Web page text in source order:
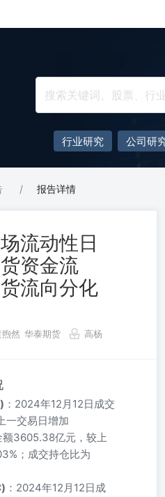
行业研究 公司研
/ 报告详情
流动性日
资金流
流向分化
然 华泰期货 高杨
：2024年12月12日成交
一交易日增加
3605.38亿元，较上
；成交持仓比为
：2024年12月12日成